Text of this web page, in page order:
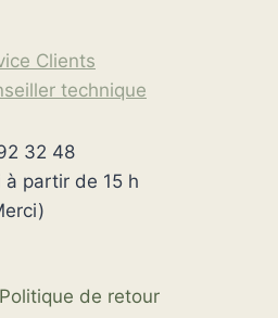
Clients
technique
32 48
partir de 15 h
Politique de retour